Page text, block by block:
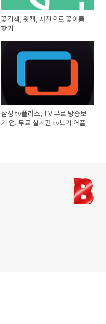
꽃검색, 왓캠, 사진으로 꽃이름
찾기
삼성 tv플러스, TV 무료 방송보
기 앱, 무료 실시간 tv보기 어플